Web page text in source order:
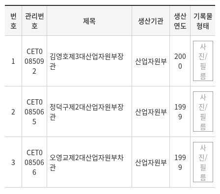
목
록
번
호
관리번
호
제목 생산기관
생산
연도
기록물
형태
1
CET0
08509
2
김영호제3대산업자원부장
관
산업자원부
200
0
사
진/
필
름
2
CET0
08506
5
정덕구제2대산업자원부장
관
산업자원부
199
9
사
진/
필
름
3
CET0
08506
6
오영교제2대산업자원부차
관
산업자원부
199
9
사
진/
필
름